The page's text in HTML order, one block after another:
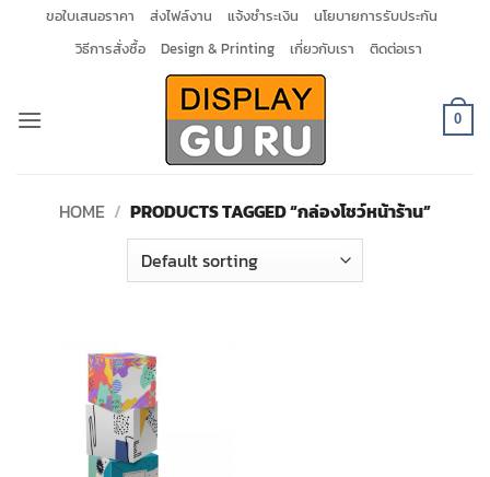
ขอใบเสนอราคา ส่งไฟล์งาน แจ้งชำระเงิน
นโยบายการรับประกัน
วิธีการสั่งซื้อ
Design & Printing เกี่ยวกับเรา ติดต่อเรา
0
HOME / PRODUCTS TAGGED “กล่องโชว์หน้าร้าน”